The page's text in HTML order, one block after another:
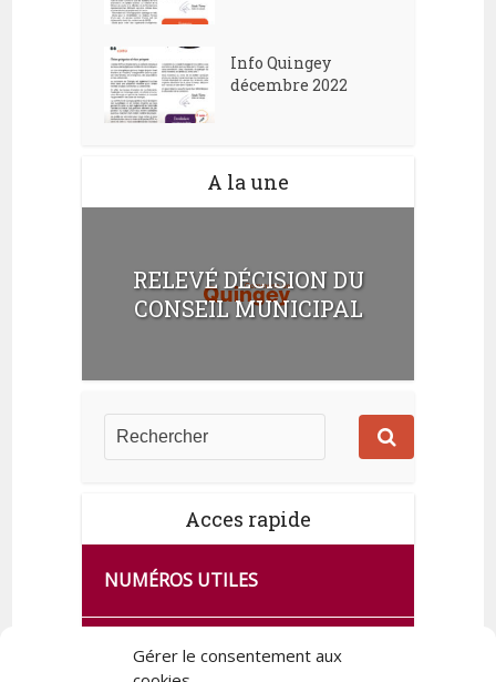
Gérer le consentement aux
Info Quingey
décembre 2022
A la une
RELEVÉ DÉCISION DU
CONSEIL MUNICIPAL
Acces rapide
NUMÉROS UTILES
CA SE PASSE À FRANCE SERVICES